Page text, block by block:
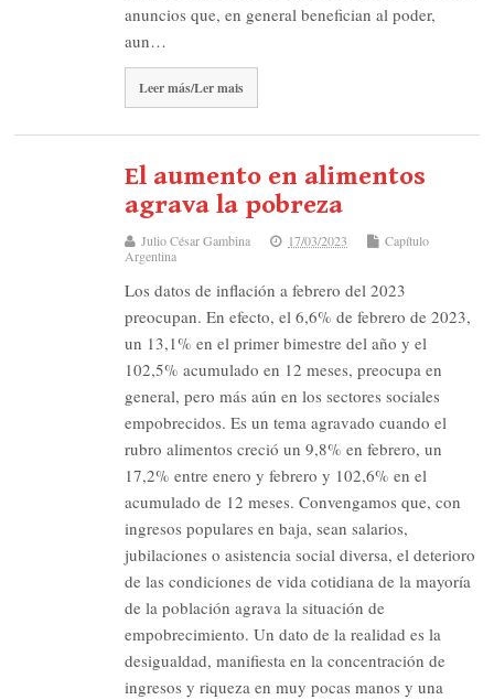
anuncios que, en general benefician al poder,
aun…
Leer más/Ler mais
El aumento en alimentos
agrava la pobreza
Julio César Gambina 17/03/2023
Capítulo
Argentina
Los datos de inflación a febrero del 2023
preocupan. En efecto, el 6,6% de febrero de 2023,
un 13,1% en el primer bimestre del año y el
102,5% acumulado en 12 meses, preocupa en
general, pero más aún en los sectores sociales
empobrecidos. Es un tema agravado cuando el
rubro alimentos creció un 9,8% en febrero, un
17,2% entre enero y febrero y 102,6% en el
acumulado de 12 meses. Convengamos que, con
ingresos populares en baja, sean salarios,
jubilaciones o asistencia social diversa, el deterioro
de las condiciones de vida cotidiana de la mayoría
de la población agrava la situación de
empobrecimiento. Un dato de la realidad es la
desigualdad, manifiesta en la concentración de
ingresos y riqueza en muy pocas manos y una